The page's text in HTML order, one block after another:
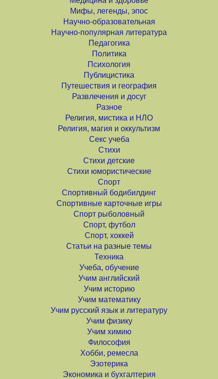
Мифы, легенды, эпос
Научно-образовательная
Научно-популярная литература
Педагогика
Политика
Психология
Публицистика
Путешествия и география
Развлечения и досуг
Разное
Религия, мистика и НЛО
Религия, магия и оккультизм
Секс учеба
Стихи
Стихи детские
Стихи юмористические
Спорт
Спортивный бодибилдинг
Спортивные карточные игры
Спорт рыболовный
Спорт, футбол
Спорт, хоккей
Статьи на разные темы
Техника
Учеба, обучение
Учим английский
Учим историю
Учим математику
Учим русский язык и литературу
Учим физику
Учим химию
Философия
Хобби, ремесла
Эзотерика
Экономика и бухгалтерия